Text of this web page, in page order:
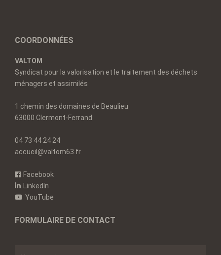
COORDONNÉES
VALTOM
Syndicat pour la valorisation et le traitement des déchets
ménagers et assimilés
1 chemin des domaines de Beaulieu
63000 Clermont-Ferrand
04 73 44 24 24
accueil@valtom63.fr
Facebook
LinkedIn
YouTube
FORMULAIRE DE CONTACT